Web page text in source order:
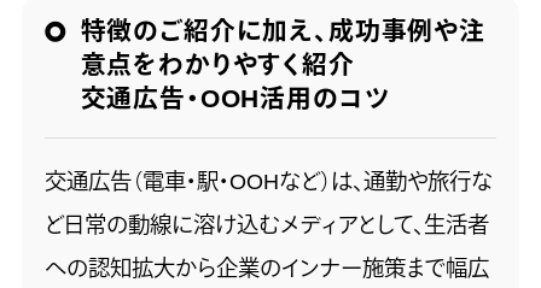
特徴のご紹介に加え、成功事例や注
意点をわかりやすく紹介
交通広告・OOH活用のコツ
交通広告（電車・駅・OOHなど）は、通勤や旅行な
ど日常の動線に溶け込むメディアとして、生活者
への認知拡大から企業のインナー施策まで幅広